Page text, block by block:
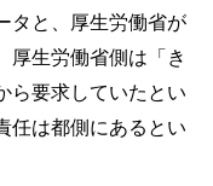
タと、厚生労働省が
厚生労働省側は「き
ら要求していたとい
任は都側にあるとい